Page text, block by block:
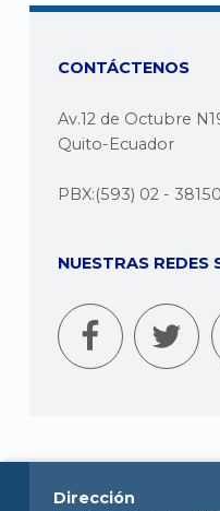
CONTÁCTENOS
Av.12 de Octubre
Quito-Ecuador
PBX:(593) 02 -
NUESTRAS REDES
Dirección